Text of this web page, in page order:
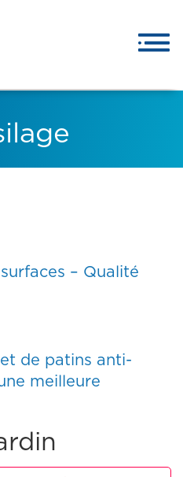
– Qualité
de patins anti-
meilleure